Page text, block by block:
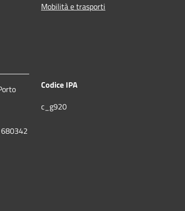
Mobilità e trasporti
680342
Codice IPA
c_g920